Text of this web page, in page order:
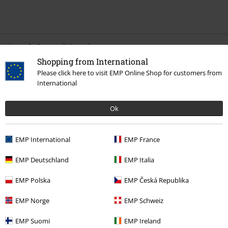
Shopping from International
Please click here to visit EMP Online Shop for customers from
International
Ok
EMP International EMP France
EMP Deutschland EMP Italia
EMP Polska EMP Česká Republika
EMP Norge EMP Schweiz
EMP Suomi EMP Ireland
Naposledy navštívené
Kč 949,00
More categories. More options.
Oblečení Svetry & mikiny Bavlněná trička